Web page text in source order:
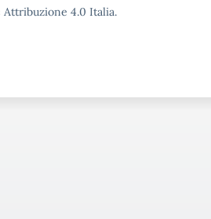
Attribuzione 4.0 Italia.